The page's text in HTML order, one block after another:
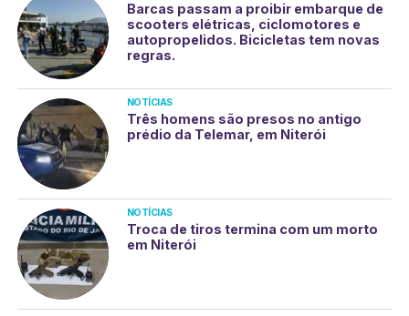
Barcas passam a proibir embarque de
scooters elétricas, ciclomotores e
autopropelidos. Bicicletas tem novas
regras.
NOTÍCIAS
Três homens são presos no antigo
prédio da Telemar, em Niterói
NOTÍCIAS
Troca de tiros termina com um morto
em Niterói